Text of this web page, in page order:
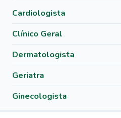
Cardiologista
Clínico Geral
Dermatologista
Geriatra
Ginecologista